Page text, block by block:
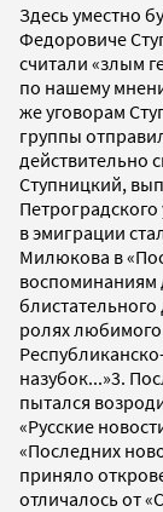
Здесь уместно
Федоровиче
считали «злым
по нашему
же уговорам
группы
действительно
Ступницкий,
в эмиграции
Милюкова в
воспоминаниям
ролях
назубок...»3.
пытался
«Русские
«Последних
приняло
отличалось от